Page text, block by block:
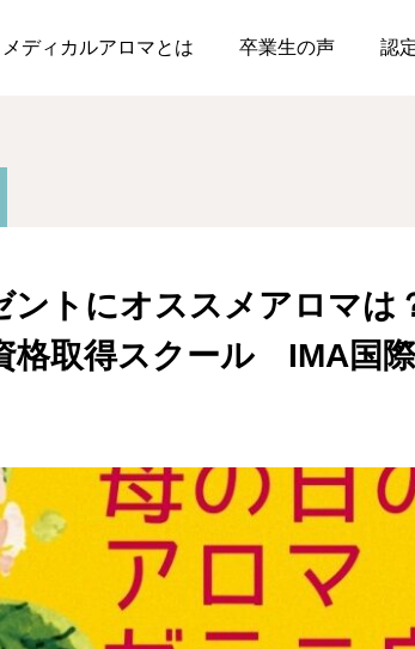
メディカルアロマとは 卒業生の声 認
ロマ 母の日のプレゼントにオススメアロマは？薬剤師が教
ントにオススメアロマは
格取得スクール IMA国